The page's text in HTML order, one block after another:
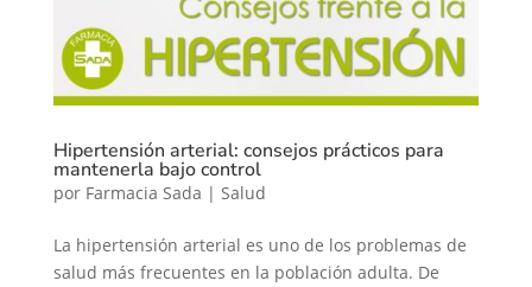
Hipertensión arterial: consejos prácticos para
mantenerla bajo control
por Farmacia Sada | Salud
La hipertensión arterial es uno de los problemas de
salud más frecuentes en la población adulta. De